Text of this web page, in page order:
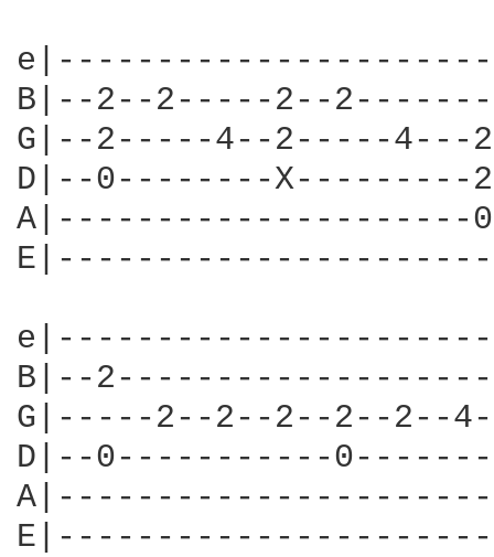
B|--2--2-----2--
G|--2-----4--2-----
D|--0--------
A|---------------------
B|--
G|-----2--2--2--2--2--
D|--0-----------